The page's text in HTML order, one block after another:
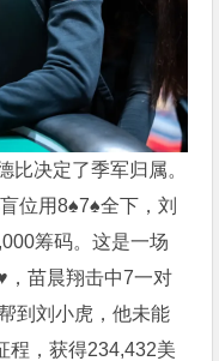
比决定了季军归属。
位用8♠7♠全下，刘
筹码。这是一场
，苗晨翔击中7一对
到刘小虎，他未能
程，获得234,432美